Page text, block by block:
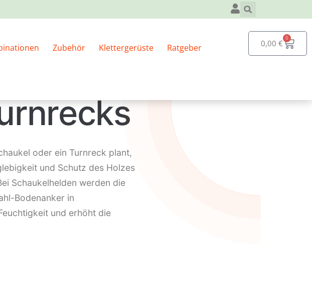
Zubehör Klettergerüste Ratgeber 0,00€
0
oder ein Turnreck plant,
und Schutz des Holzes
Schaukelhelden werden die
Bodenanker in
und erhöht die